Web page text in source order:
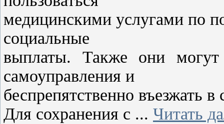
медицинскими услугами по
социальные
выплаты. Также они могут
самоуправления и
беспрепятственно въезжать
Для сохранения с ... Читать